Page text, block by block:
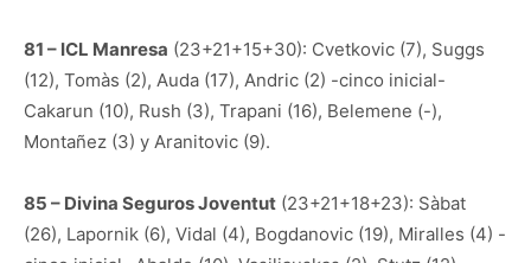
81 – ICL Manresa (23+21+15+30): Cvetkovic (7), Suggs
(12), Tomàs (2), Auda (17), Andric (2) -cinco inicial-
Cakarun (10), Rush (3), Trapani (16), Belemene (-),
Montañez (3) y Aranitovic (9).
85 – Divina Seguros Joventut (23+21+18+23): Sàbat
(26), Lapornik (6), Vidal (4), Bogdanovic (19), Miralles (4) -